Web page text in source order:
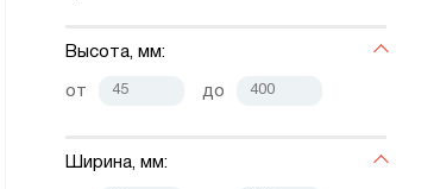
Высота, мм:
от до
Ширина, мм: